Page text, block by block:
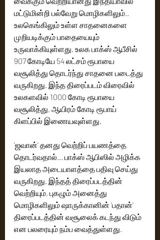
மட்டுமின்றி பல்வேறு மொழிகளிலும்..
உலகெங்கிலும் உள்ள சாதனைகளை
முறியடிக்கும் பாதையையும்
உருவாக்கியுள்ளது. உலக பாக்ஸ் ஆபீசில்
907 கோடியே 54 லட்சம் ரூபாயை
வசூலித்து தொடர்ந்து சாதனை படைத்து
வருகிறது. இந்த திரைப்படம் விரைவில்
உலகளவில் 1000 கோடி ரூபாயை
வசூலித்து, ஆயிரம் கோடி ரூபாய்
கிளப்பில் இணையவுள்ளது.
'ஜவான்' தனது வெற்றிப் பயணத்தை
தொடர்வதால்... பாக்ஸ் ஆபிஸில் அழிக்க
இயலாத அடையாளத்தை பதிவு செய்து
வருகிறது. இந்தத் திரைப்படத்தின்
வெற்றியும், புகழும் அனைத்து
மொழிகளிலும் ஷாருக்கானின் 'பதான்'
திரைப்படத்தின் வசூலைக் கடந்து விடும்
என பலரையும் நம்ப வைத்துள்ளது.